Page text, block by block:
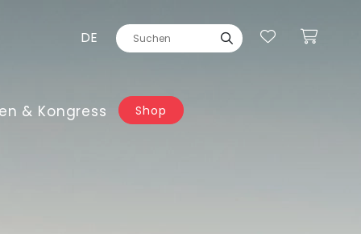
DE
& Kongress Shop